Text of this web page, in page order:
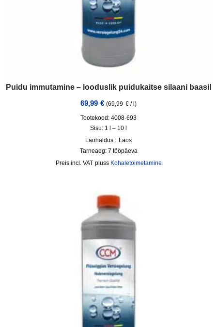
Puidu immutamine – looduslik puidukaitse silaani baasil
69,99 € (69,99 € / )
Tootekood: 4008-693
Sisu: 1 l – 10 l
Laohaldus : Laos
Tarneaeg: 7 tööpäeva
incl. VAT pluss Kohaletoimetamine